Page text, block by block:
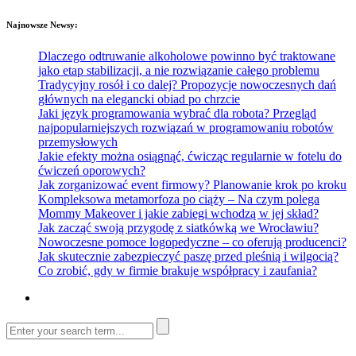
Najnowsze Newsy:
Dlaczego odtruwanie alkoholowe powinno być traktowane
jako etap stabilizacji, a nie rozwiązanie całego problemu
Tradycyjny rosół i co dalej? Propozycje nowoczesnych dań
głównych na elegancki obiad po chrzcie
Jaki język programowania wybrać dla robota? Przegląd
najpopularniejszych rozwiązań w programowaniu robotów
przemysłowych
Jakie efekty można osiągnąć, ćwicząc regularnie w fotelu do
ćwiczeń oporowych?
Jak zorganizować event firmowy? Planowanie krok po kroku
Kompleksowa metamorfoza po ciąży – Na czym polega
Mommy Makeover i jakie zabiegi wchodzą w jej skład?
Jak zacząć swoją przygodę z siatkówką we Wrocławiu?
Nowoczesne pomoce logopedyczne – co oferują producenci?
Jak skutecznie zabezpieczyć paszę przed pleśnią i wilgocią?
Co zrobić, gdy w firmie brakuje współpracy i zaufania?